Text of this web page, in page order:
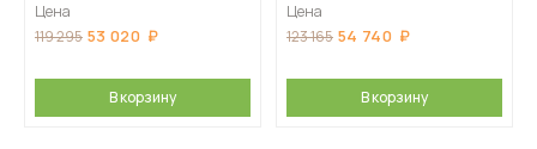
Цена
119 295 53 020
В корзину
Цена
123 165 54 740
В корзину